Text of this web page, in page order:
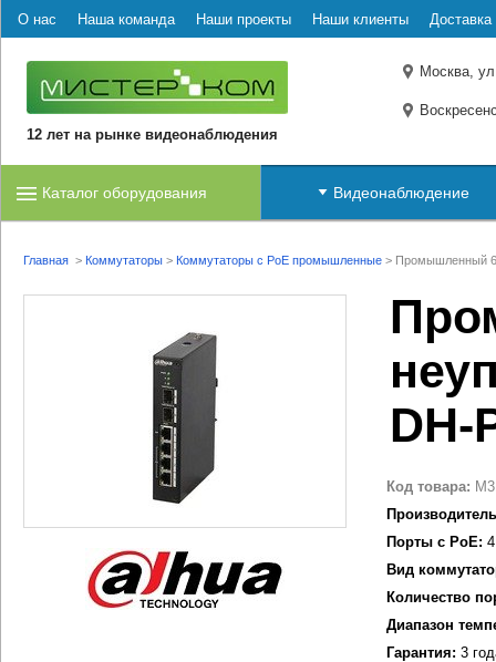
О нас Наша команда Наши проекты Наши клиенты Доставка
12 лет на рынке видеонаблюдения
Москва,
Каталог оборудования Видеонаблюдение
Главная > Коммутаторы > Коммутаторы с PoE промышленные > Промышленный
DH-
Код товара:
Порты с PoE: 4
Вид
Количество
Диапазон
Гарантия: 3